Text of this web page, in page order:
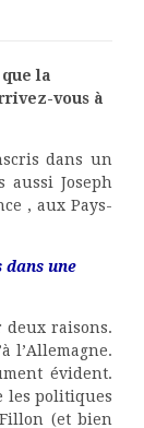
la
vous à
dans un
aussi Joseph
, aux Pays-
dans une
deux raisons.
l’Allemagne.
évident.
les politiques
(et bien